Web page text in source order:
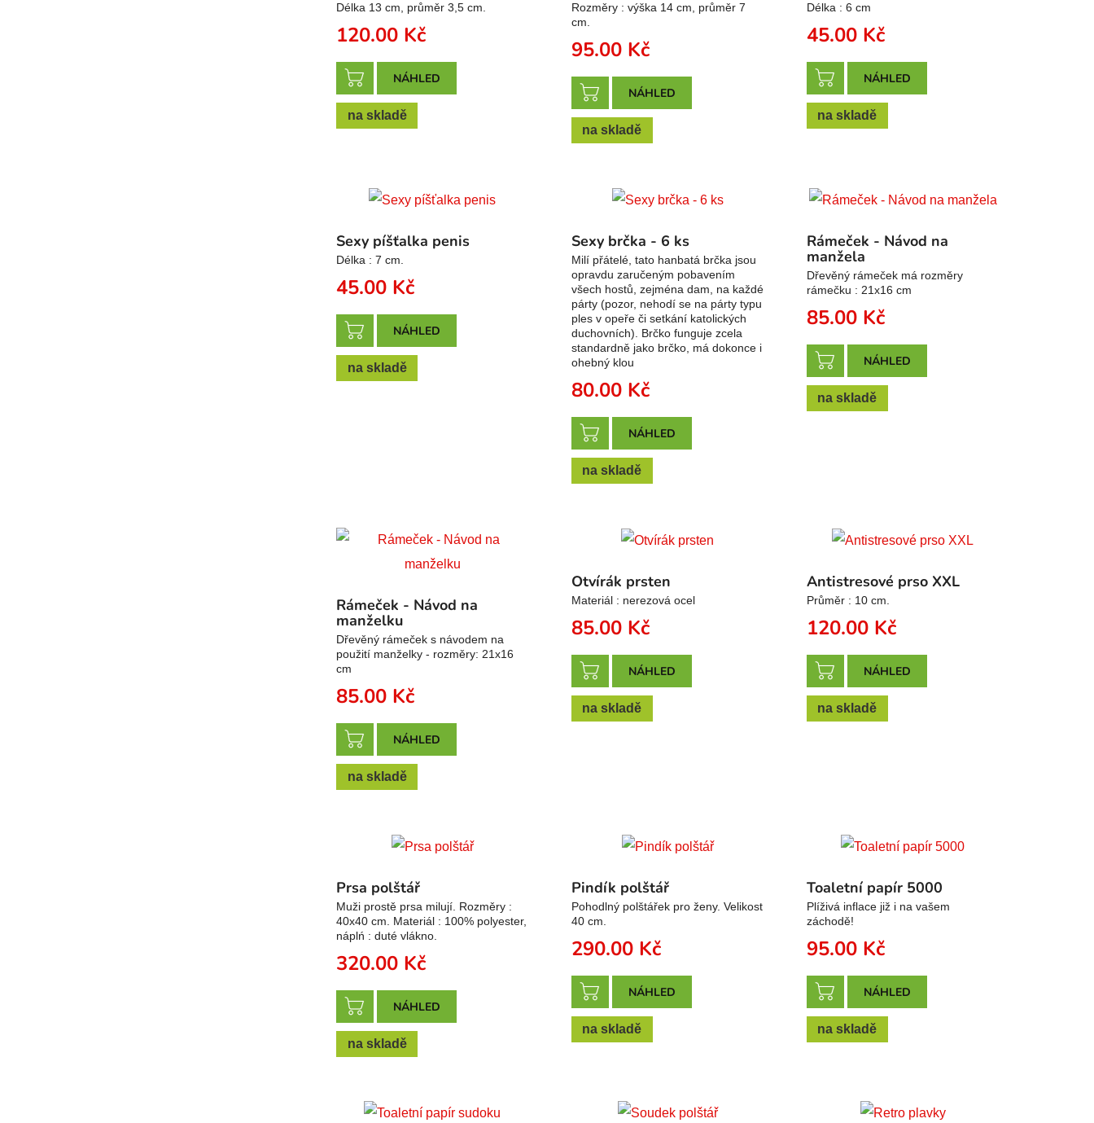
Délka 13 cm, průměr 3,5 cm.
120.00 Kč
NÁHLED
na skladě
Rozměry : výška 14 cm, průměr 7
cm.
95.00Kč
NÁHLED
na skladě
Délka : 6 cm
45.00Kč
NÁHLED
na skladě
Sexy píšťalka penis
Délka : 7 cm.
45.00 Kč
NÁHLED
na skladě
Sexy brčka - 6 ks
Milí přátelé, tato hanbatá brčka jsou
opravdu zaručeným pobavením
všech hostů, zejména dam, na každé
párty (pozor, nehodí se na párty typu
ples v opeře či setkání katolických
duchovních). Brčko funguje zcela
standardně jako brčko, má dokonce i
ohebný klou
80.00Kč
NÁHLED
na skladě
Rámeček - Návod na
manžela
Dřevěný rámeček má rozměry
rámečku : 21x16 cm
85.00Kč
NÁHLED
na skladě
Rámeček - Návod na
manželku
Dřevěný rámeček s návodem na
použití manželky - rozměry: 21x16
cm
85.00 Kč
NÁHLED
na skladě
Otvírák prsten
Materiál : nerezová ocel
85.00Kč
NÁHLED
na skladě
Antistresové prso XXL
Průměr : 10 cm.
120.00Kč
NÁHLED
na skladě
Prsa polštář
Muži prostě prsa milují. Rozměry :
40x40 cm. Materiál : 100% polyester,
náplń : duté vlákno.
320.00 Kč
NÁHLED
na skladě
Pindík polštář
Pohodlný polštářek pro ženy. Velikost
40 cm.
290.00Kč
NÁHLED
na skladě
Toaletní papír 5000
Plíživá inflace již i na vašem
záchodě!
95.00Kč
NÁHLED
na skladě